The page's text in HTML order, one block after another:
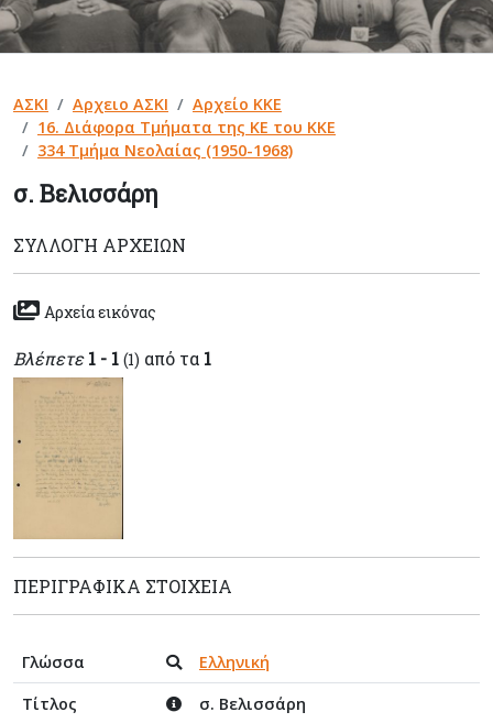
ΑΣΚΙ Αρχειο ΑΣΚΙ
Αρχείο ΚΚΕ
16. Διάφορα Τμήματα της ΚΕ του ΚΚΕ
334 Τμήμα Νεολαίας (1950-1968)
σ. Βελισσάρη
ΣΥΛΛΟΓΉ ΑΡΧΕΊΩΝ
Αρχεία εικόνας
Βλέπετε 1 - 1 (1) από τα 1
ΠΕΡΙΓΡΑΦΙΚΆ ΣΤΟΙΧΕΊΑ
Γλώσσα
Ελληνική
Τίτλος
σ. Βελισσάρη